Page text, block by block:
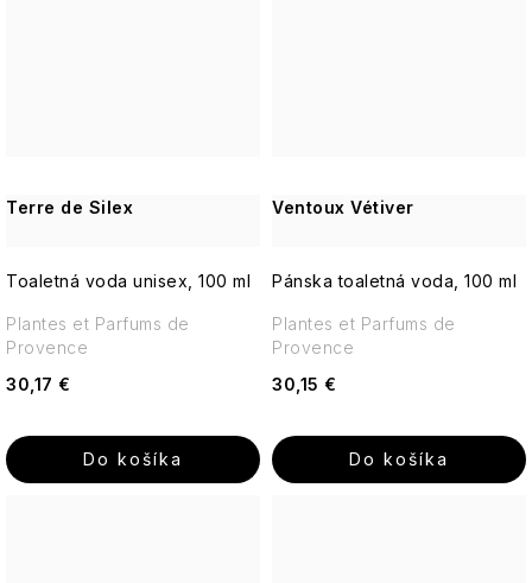
Terre de Silex
Toaletná voda unisex, 100 ml
30,17 €
Do košíka
Plantes et Parfums de
Provence
Ventoux Vétiver
Pánska toaletná voda, 100 ml
30,15 €
Do košíka
Plantes et Parfums de
Provence